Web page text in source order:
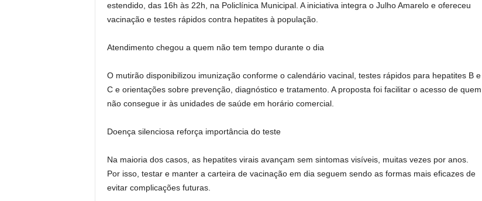
estendido, das 16h às 22h, na Policlínica Municipal. A iniciativa integra o Julho Amarelo e ofereceu
vacinação e testes rápidos contra hepatites à população.
Atendimento chegou a quem não tem tempo durante o dia
O mutirão disponibilizou imunização conforme o calendário vacinal, testes rápidos para hepatites B e
C e orientações sobre prevenção, diagnóstico e tratamento. A proposta foi facilitar o acesso de quem
não consegue ir às unidades de saúde em horário comercial.
Doença silenciosa reforça importância do teste
Na maioria dos casos, as hepatites virais avançam sem sintomas visíveis, muitas vezes por anos.
Por isso, testar e manter a carteira de vacinação em dia seguem sendo as formas mais eficazes de
evitar complicações futuras.